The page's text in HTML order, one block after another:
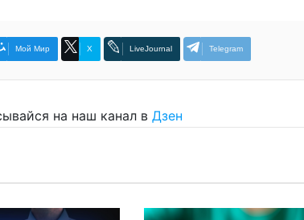
Мой Мир X LiveJournal Telegram
на наш канал в Дзен